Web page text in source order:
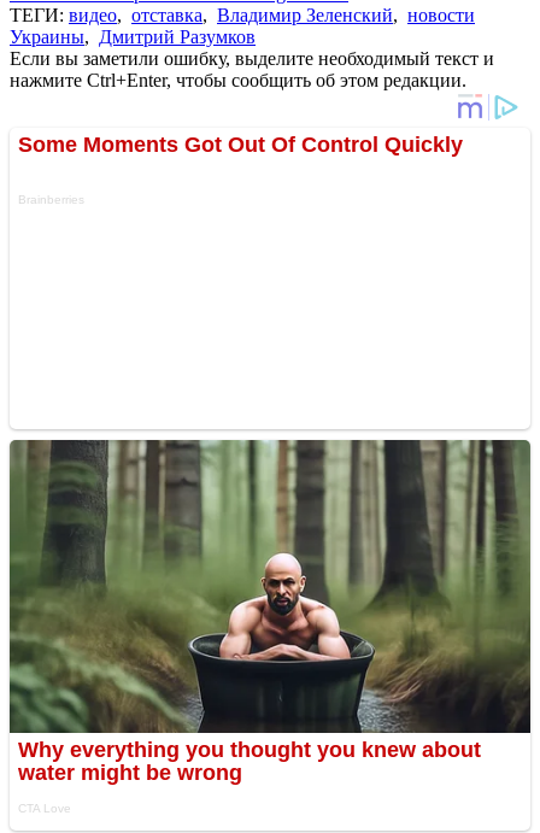
ТЕГИ: видео, отставка, Владимир Зеленский, новости
Украины, Дмитрий Разумков
Если вы заметили ошибку, выделите необходимый текст и
нажмите Ctrl+Enter, чтобы сообщить об этом редакции.